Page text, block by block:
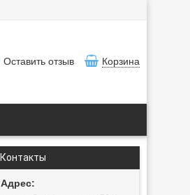
Оставить отзыв Корзина
Контакты